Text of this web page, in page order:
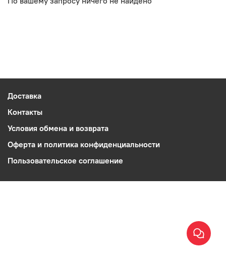
Доставка
Контакты
Условия обмена и возврата
Оферта и политика конфиденциальности
Пользовательское соглашение